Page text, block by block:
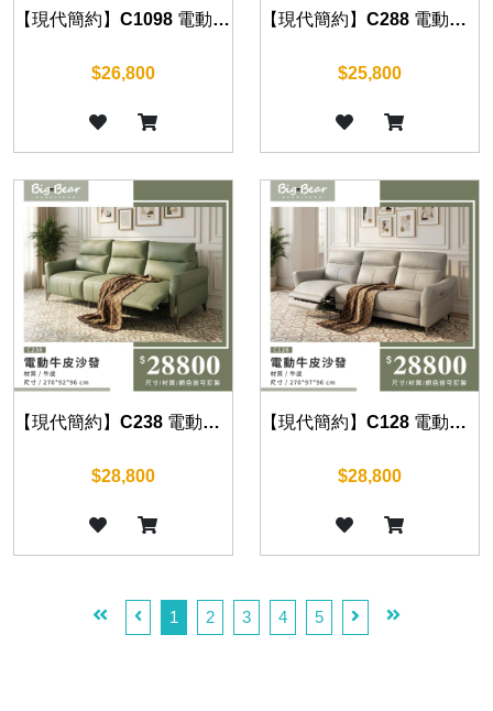
【現代簡約】C1098 電動牛皮沙發
$26,800
【現代簡約】C288 電動牛皮沙發
$25,800
【現代簡約】C238 電動牛皮沙發
$28,800
【現代簡約】C128 電動牛皮沙發
$28,800
1 2 3 4 5